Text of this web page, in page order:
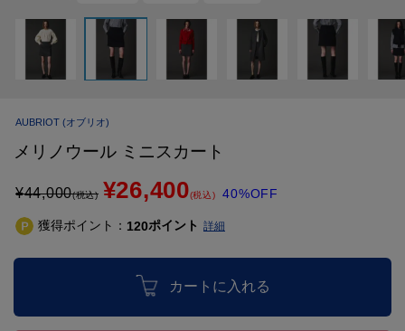
AUBRIOT (オブリオ)
メリノウール ミニスカート
¥44,000(税込) ¥26,400(税込) 40%OFF
獲得ポイント： 120ポイント 詳細
カートに入れる